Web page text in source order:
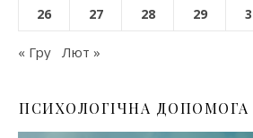
26
27 28 29
« Гру Лют »
ПСИХОЛОГІЧНА ДОПОМОГА